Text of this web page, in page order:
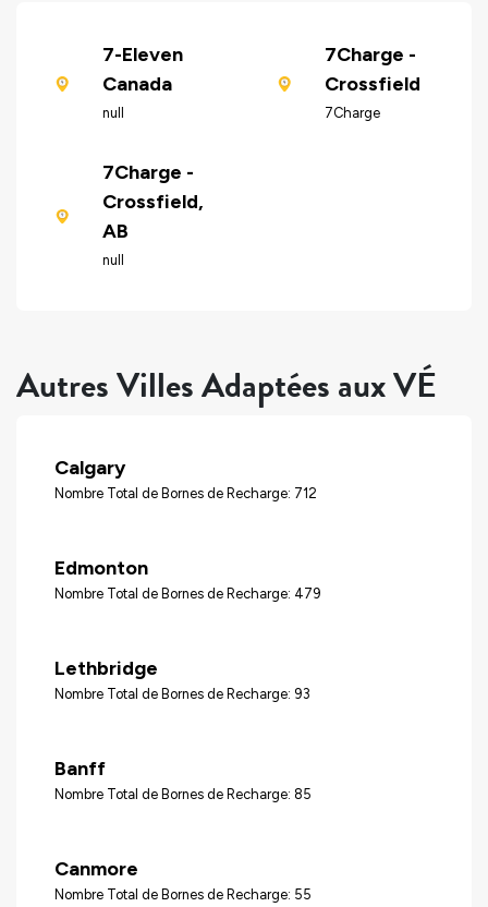
7-Eleven
Canada
null
7Charge -
Crossfield
7Charge
7Charge -
Crossfield,
AB
null
Autres Villes Adaptées aux VÉ
Calgary
Nombre Total de Bornes de Recharge: 712
Edmonton
Nombre Total de Bornes de Recharge: 479
Lethbridge
Nombre Total de Bornes de Recharge: 93
Banff
Nombre Total de Bornes de Recharge: 85
Canmore
Nombre Total de Bornes de Recharge: 55